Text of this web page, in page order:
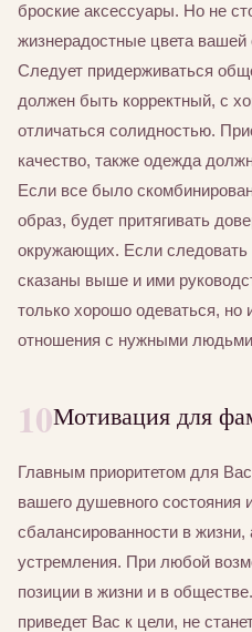
броские аксессуары. Но не
жизнерадостные цвета
Следует придерживаться
должен быть корректный, с
отличаться солидностью.
качество, также одежда
Если все было
образ, будет притягивать
окружающих. Если
сказаны выше и ими
только хорошо одеваться, но
отношения с нужными
10Мотивация для
Главным приоритетом для
вашего душевного состояния
сбалансированности в
устремления. При любой
позиции в жизни и в
приведет Вас к цели, не